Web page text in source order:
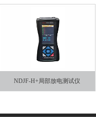
NDJF-H+局部放电测试仪